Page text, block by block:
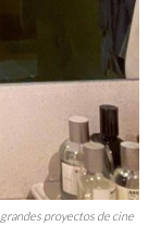
proyectos de cine